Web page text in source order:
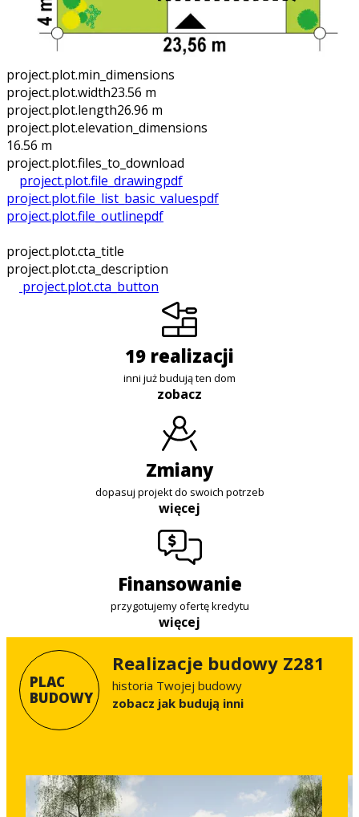
project.plot.min_dimensions
project.plot.width23.56 m
project.plot.length26.96 m
project.plot.elevation_dimensions
16.56 m
project.plot.files_to_download
project.plot.file_drawingpdf
project.plot.file_list_basic_valuespdf
project.plot.file_outlinepdf
project.plot.cta_title
project.plot.cta_description
project.plot.cta_button
19 realizacji
inni już budują ten dom
zobacz
zmiany
dopasuj projekt do swoich potrzeb
więcej
finansowanie
przygotujemy ofertę kredytu
więcej
PLAC
BUDOWY
Realizacje budowy Z281
historia Twojej budowy
Zobacz jak budują inni